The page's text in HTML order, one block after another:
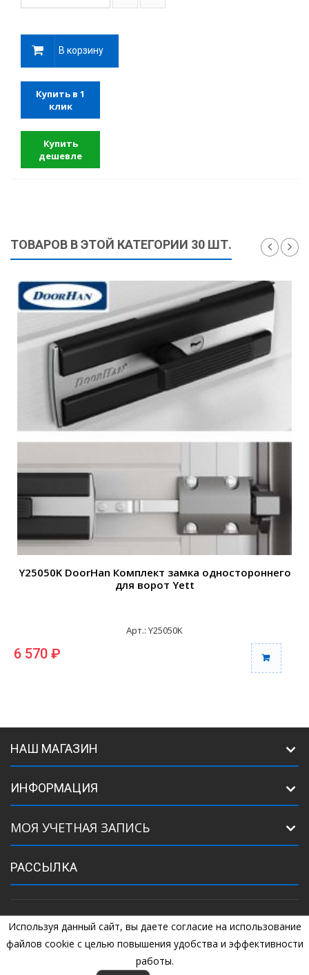
Используя данный сайт, вы даете согласие на использование
файлов cookie с целью повышения удобства и эффективности
работы.
В корзину
Купить в 1
клик
Купить
дешевле
ТОВАРОВ В ЭТОЙ КАТЕГОРИИ 30 ШТ.
Y25050K DoorHan Комплект замка одностороннего
для ворот Yett
Арт.: Y25050K
6 570 ₽
НАШ МАГАЗИН
ИНФОРМАЦИЯ
МОЯ УЧЕТНАЯ ЗАПИСЬ
РАССЫЛКА
©2005Комплектующие для ворот. +7 (925) 507-07-34, +7 (925) 507-
04-44